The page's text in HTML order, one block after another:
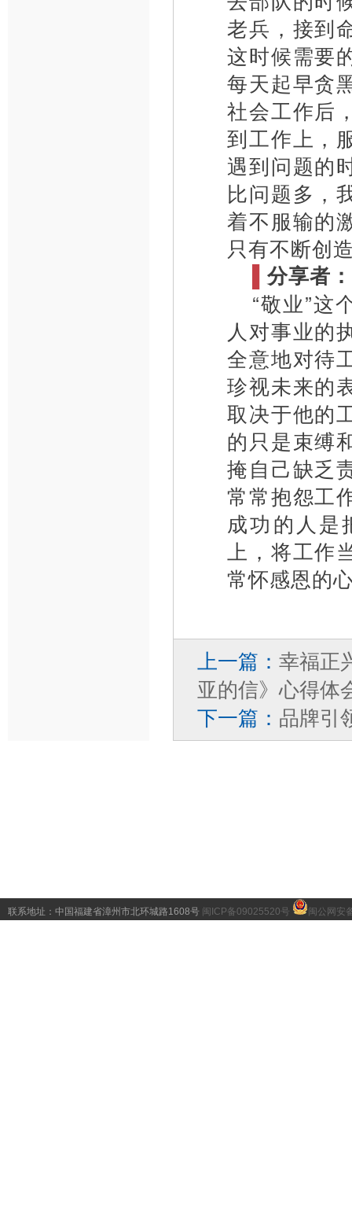
老兵，接到
这时候需要
每天起早贪
社会工作后
到工作上，
遇到问题的
比问题多，
着不服输的
只有不断创
▌ 分享者
“敬业”这
人对事业的
全意地对待
珍视未来的
取决于他的
的只是束缚
掩自己缺乏
常常抱怨工
成功的人是
上，将工作
常怀感恩的
上一篇： 幸福正
亚的信》心得体
下一篇： 品牌引
联系地址：中国福建省漳州市北环城路1608号 闽ICP备09025520号 闽公网安